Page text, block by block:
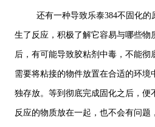
还有一种导致乐泰384不固化
生了反应，积极了解它容易与哪些物
后，有可能导致胶粘剂中毒，不能彻
需要将粘接的物件放置在合适的环境
独存放。等到彻底完成固化之后，便
反应的物质放在一起，也不会有问题